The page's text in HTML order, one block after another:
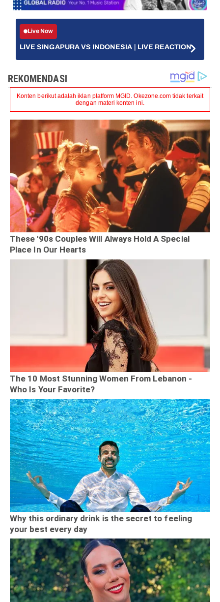
Live Now
LIVE SINGAPURA VS INDONESIA | LIVE REACTION